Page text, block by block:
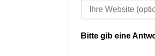
Bitte gib eine